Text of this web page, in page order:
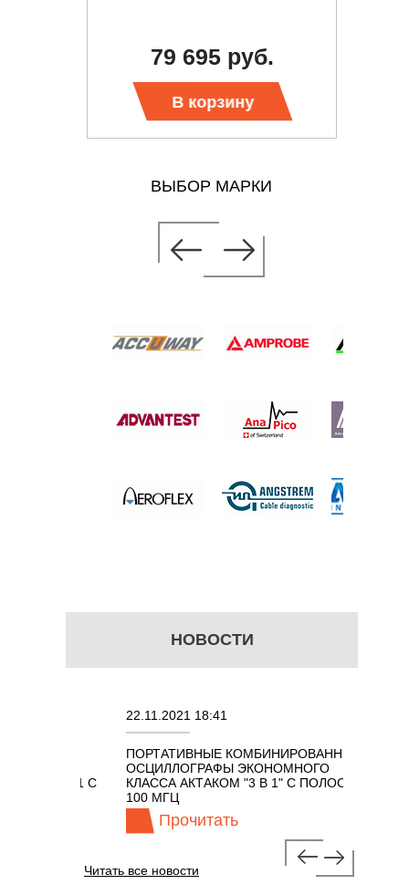
НОВОСТИ
22.11.2021 18:41
ПОРТАТИВНЫЕ КОМБИНИРОВАННЫЕ
ОСЦИЛЛОГРАФЫ ЭКОНОМНОГО
КЛАССА АКТАКОМ "3 В 1" С ПОЛОСОЙ
100 МГЦ
Прочитать
Читать все новости
79 695 руб.
В корзину
ВЫБОР МАРКИ